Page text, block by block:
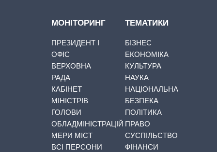
МОНІТОРИНГ
ПРЕЗИДЕНТ І
ОФІС
ВЕРХОВНА
РАДА
КАБІНЕТ
МІНІСТРІВ
ГОЛОВИ
ОБЛАДМІНІСТРАЦІЙ
МЕРИ МІСТ
ВСІ ПЕРСОНИ
ТЕМАТИКИ
БІЗНЕС
ЕКОНОМІКА
КУЛЬТУРА
НАУКА
НАЦІОНАЛЬНА
БЕЗПЕКА
ПОЛІТИКА
ПРАВО
СУСПІЛЬСТВО
ФІНАНСИ